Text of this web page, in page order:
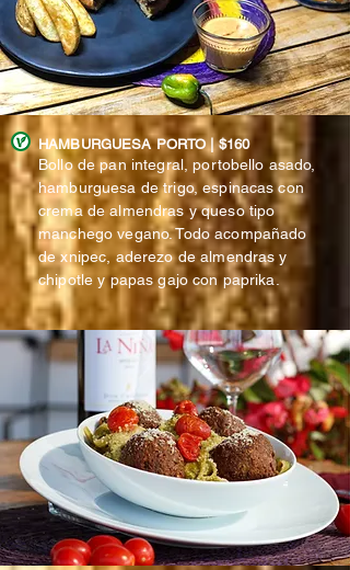
Bollo de pan integral, portobello asado,
hamburguesa de trigo, espinacas con
crema de almendras y queso tipo
manchego vegano. Todo acompañado
de xnipec, aderezo de almendras y
chipotle y papas gajo con paprika.
HAMBURGUESA PORTO | $160